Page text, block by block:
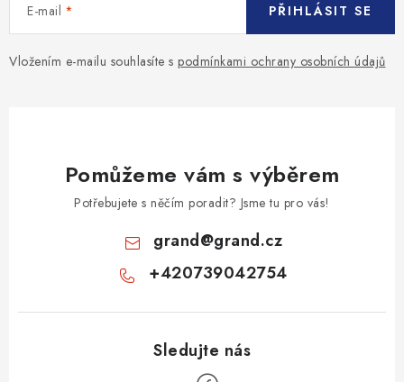
E-mail
Vložením e-mailu souhlasíte s podmínkami ochrany osobních údajů
PŘIHLÁSIT SE
Pomůžeme vám s výběrem
Potřebujete s něčím poradit? Jsme tu pro vás!
grand@grand.cz
+420739042754